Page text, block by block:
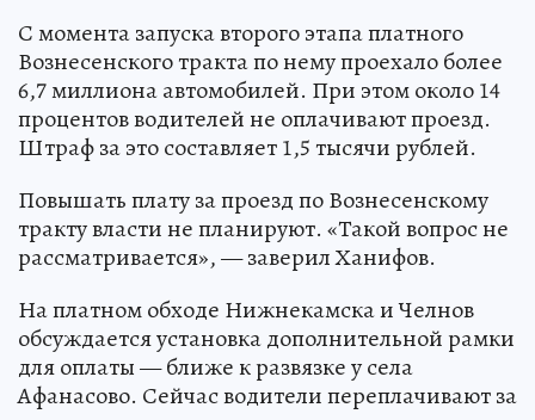
С момента запуска второго этапа платного
Вознесенского тракта по нему проехало более
6,7 миллиона автомобилей. При этом около 14
процентов водителей не оплачивают проезд.
Штраф за это составляет 1,5 тысячи рублей.
Повышать плату за проезд по Вознесенскому
тракту власти не планируют. «Такой вопрос не
рассматривается», — заверил Ханифов.
На платном обходе Нижнекамска и Челнов
обсуждается установка дополнительной рамки
для оплаты — ближе к развязке у села
Афанасово. Сейчас водители переплачивают за